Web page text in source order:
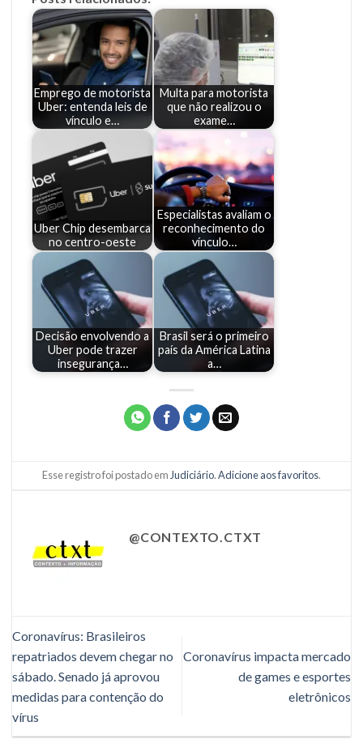
Emprego de motorista
Uber: entenda leis de
vínculo e…
Multa para motorista
que não realizou o
exame…
Uber Chip desembarca
no centro-oeste
Especialistas avaliam o
reconhecimento do
vínculo…
Decisão envolvendo a
Uber pode trazer
insegurança…
Brasil será o primeiro
país da América Latina
a…
Esse registro foi postado emJudiciário.Adicione aos favoritos.
@CONTEXTO.CTXT
Coronavírus: Brasileiros
repatriados devem chegar no
sábado. Senado já aprovou
medidas para contenção do
vírus
Coronavírus impacta mercado
de games e esportes
eletrônicos